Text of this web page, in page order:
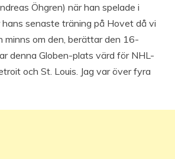
Öhgren) när han spelade i
senaste träning på Hovet då vi
minns om den, berättar den 16-
denna Globen-plats värd för NHL-
och St. Louis. Jag var över fyra